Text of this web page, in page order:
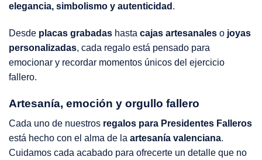
elegancia, simbolismo y autenticidad .
Desde placas grabadas hasta cajas artesanales o joyas
personalizadas, cada regalo está pensado para
emocionar y recordar momentos únicos del ejercicio
fallero.
Artesanía, emoción y orgullo fallero
Cada uno de nuestros regalos para Presidentes Falleros
está hecho con el alma de la artesanía valenciana.
Cuidamos cada acabado para ofrecerte un detalle que no